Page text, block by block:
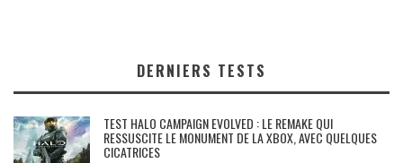
DERNIERS TESTS
TEST HALO CAMPAIGN EVOLVED : LE REMAKE QUI
RESSUSCITE LE MONUMENT DE LA XBOX, AVEC QUELQUES
CICATRICES